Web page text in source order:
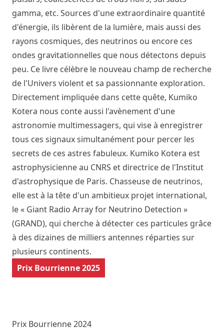
gamma, etc. Sources d'une extraordinaire quantité
d'énergie, ils libèrent de la lumière, mais aussi des
rayons cosmiques, des neutrinos ou encore ces
ondes gravitationnelles que nous détectons depuis
peu. Ce livre célèbre le nouveau champ de recherche
de l'Univers violent et sa passionnante exploration.
Directement impliquée dans cette quête, Kumiko
Kotera nous conte aussi l'avènement d'une
astronomie multimessagers, qui vise à enregistrer
tous ces signaux simultanément pour percer les
secrets de ces astres fabuleux. Kumiko Kotera est
astrophysicienne au CNRS et directrice de l'Institut
d'astrophysique de Paris. Chasseuse de neutrinos,
elle est à la tête d'un ambitieux projet international,
le « Giant Radio Array for Neutrino Detection »
(GRAND), qui cherche à détecter ces particules grâce
à des dizaines de milliers antennes réparties sur
plusieurs continents.
Prix Bourrienne 2025
Prix Bourrienne 2024